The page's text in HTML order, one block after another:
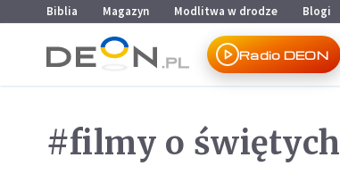
Przejdź do menu głównego
Przejdź do treści
Biblia Magazyn Modlitwa w drodze Blogi
Radio DEON
#filmy o świętych